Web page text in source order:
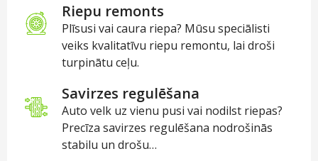
Riepu remonts
Plīsusi vai caura riepa? Mūsu speciālisti
veiks kvalitatīvu riepu remontu, lai droši
turpinātu ceļu.
Savirzes regulēšana
Auto velk uz vienu pusi vai nodilst riepas?
Precīza savirzes regulēšana nodrošinās
stabilu un drošu…